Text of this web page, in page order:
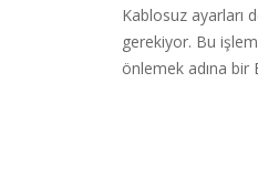
Kablosuz ayarları
gerekiyor. Bu
önlemek adına bir